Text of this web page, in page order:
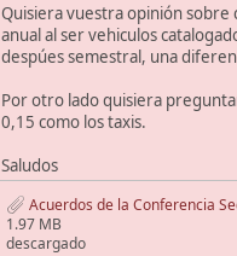
Quisiera vuestra opinión sobre
anual al ser vehiculos
despúes semestral, una
Por otro lado quisiera
0,15 como los taxis.
Saludos
Acuerdos de la Conferencia
1.97 MB
descargado